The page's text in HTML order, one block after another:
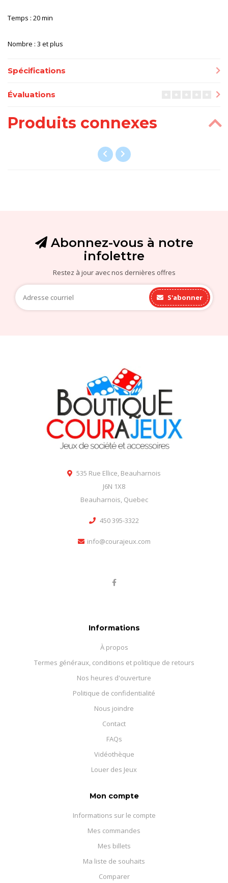
Temps : 20 min
Nombre : 3 et plus
Spécifications
Évaluations
Produits connexes
Abonnez-vous à notre
infolettre
Restez à jour avec nos dernières offres
S'abonner
535 Rue Ellice, Beauharnois
J6N 1X8
Beauharnois, Quebec
450 395-3322
info@courajeux.com
Informations
À propos
Termes généraux, conditions et politique de retours
Nos heures d'ouverture
Politique de confidentialité
Nous joindre
Contact
FAQs
Vidéothèque
Louer des Jeux
Mon compte
Informations sur le compte
Mes commandes
Mes billets
Ma liste de souhaits
Comparer